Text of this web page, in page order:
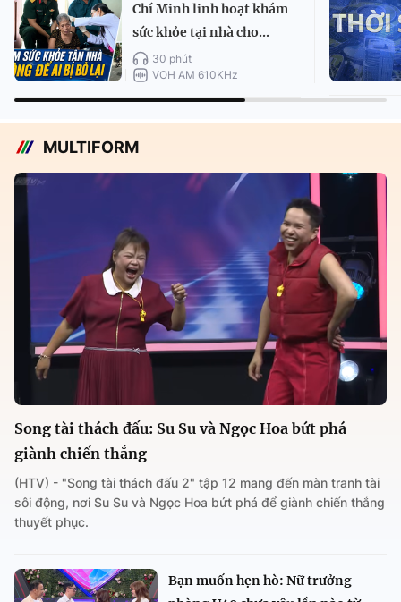
Chí Minh linh hoạt khám
sức khỏe tại nhà cho...
30 phút
VOH AM 610KHz
MULTIFORM
Song tài thách đấu: Su Su và Ngọc Hoa bứt phá
giành chiến thắng
(HTV) - "Song tài thách đấu 2" tập 12 mang đến màn tranh tài
sôi động, nơi Su Su và Ngọc Hoa bứt phá để giành chiến thắng
thuyết phục.
Bạn muốn hẹn hò: Nữ trưởng